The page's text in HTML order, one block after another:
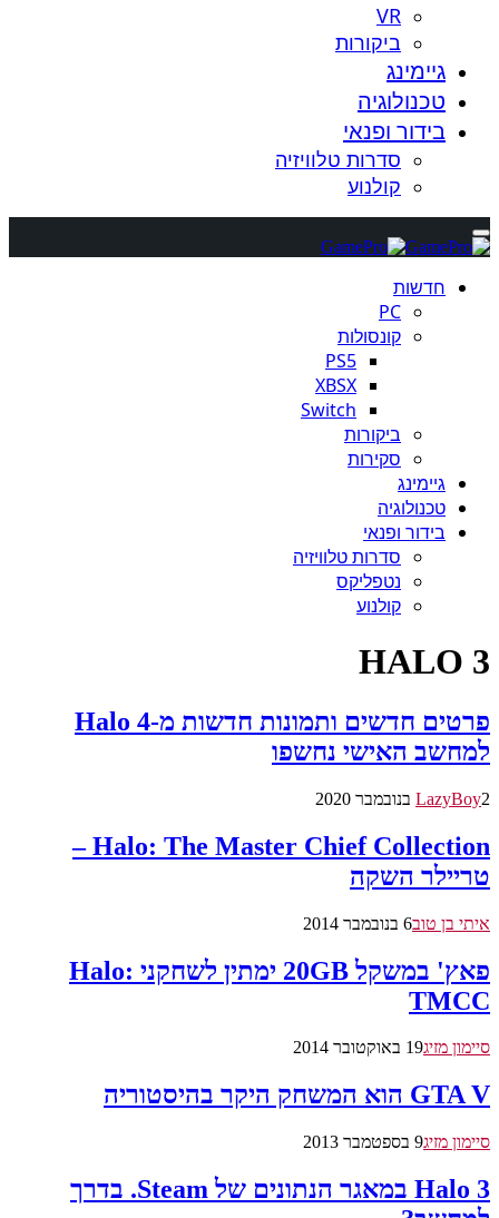
VR
ביקורות
גיימינג
טכנולוגיה
בידור ופנאי
סדרות טלוויזיה
קולנוע
חדשות
PC
קונסולות
PS5
XBSX
Switch
ביקורות
סקירות
גיימינג
טכנולוגיה
בידור ופנאי
סדרות טלוויזיה
נטפליקס
קולנוע
HALO 3
פרטים חדשים ותמונות חדשות מ-Halo 4
למחשב האישי נחשפו
LazyBoy2 בנובמבר 2020
Halo: The Master Chief Collection –
טריילר השקה
איתי בן טוב6 בנובמבר 2014
פאץ' במשקל 20GB ימתין לשחקני Halo:
TMCC
סיימון מזיג19 באוקטובר 2014
GTA V הוא המשחק היקר בהיסטוריה
סיימון מזיג9 בספטמבר 2013
Halo 3 במאגר הנתונים של Steam. בדרך